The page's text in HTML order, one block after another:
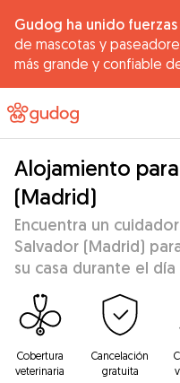
Gudog ha unido fuerzas
de mascotas y
más grande y confiable
Alojamiento
(Madrid)
Encuentra un
Salvador (Madrid)
su casa durante el
Cobertura
veterinaria
Cancelación
gratuita